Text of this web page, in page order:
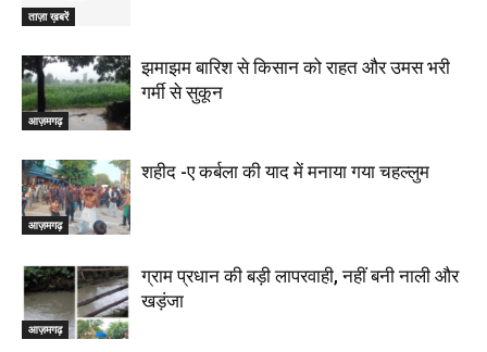
ताज़ा ख़बरें
आज़मगढ़
झमाझम बारिश से किसान को राहत और उमस भरी
गर्मी से सुकून
आज़मगढ़
शहीद -ए कर्बला की याद में मनाया गया चहल्लुम
आज़मगढ़
ग्राम प्रधान की बड़ी लापरवाही, नहीं बनी नाली और
खड़ंजा